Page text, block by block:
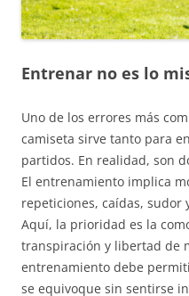
Entrenar no es lo
Uno de los errores más
camiseta sirve tanto para
partidos. En realidad, son
El entrenamiento implica
repeticiones, caídas, sudor
Aquí, la prioridad es la
transpiración y libertad de
entrenamiento debe
se equivoque sin sentirse